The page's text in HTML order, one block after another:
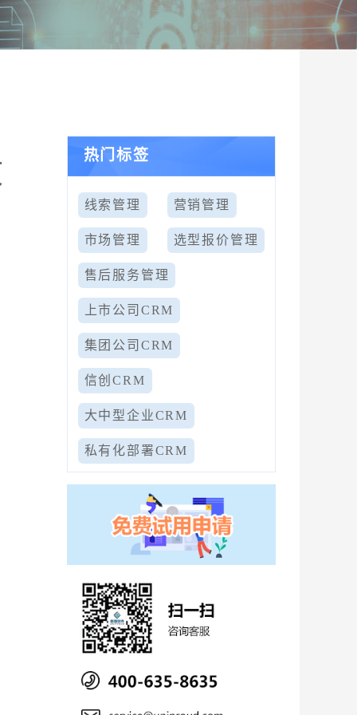
热门标签
线索管理 营销管理
市场管理 选型报价管理
售后服务管理
上市公司CRM
集团公司CRM
信创CRM
大中型企业CRM
私有化部署CRM